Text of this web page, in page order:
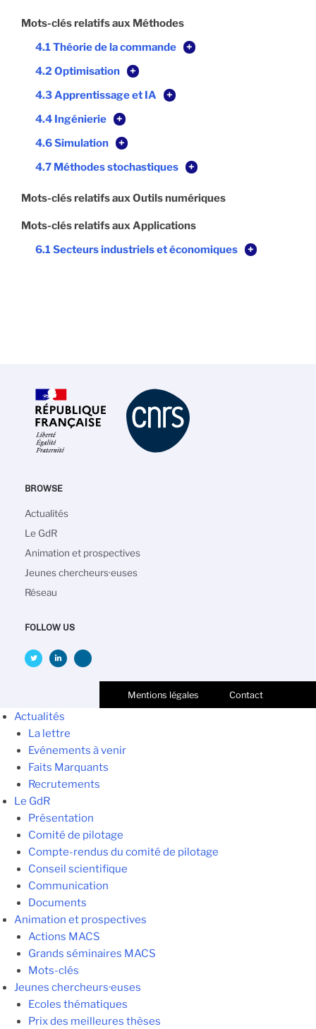
Mots-clés relatifs aux Méthodes
4.1 Théorie de la commande
+
4.2 Optimisation
+
4.3 Apprentissage et IA
+
4.4 Ingénierie
+
4.6 Simulation
+
4.7 Méthodes stochastiques
+
Mots-clés relatifs aux Outils numériques
Mots-clés relatifs aux Applications
6.1 Secteurs industriels et économiques
+
BROWSE
Navigation
principale
Actualités
Le GdR
Animation et prospectives
Jeunes chercheurs·euses
Réseau
FOLLOW US
Mentions légales Contact
Actualités
La lettre
Evénements à venir
Faits Marquants
Recrutements
Le GdR
Présentation
Comité de pilotage
Compte-rendus du comité de pilotage
Conseil scientifique
Communication
Documents
Animation et prospectives
Actions MACS
Grands séminaires MACS
Mots-clés
Jeunes chercheurs·euses
Ecoles thématiques
Prix des meilleures thèses